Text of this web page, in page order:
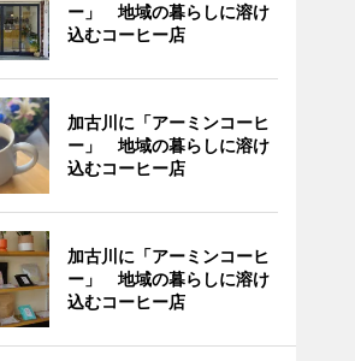
ー」 地域の暮らしに溶け
込むコーヒー店
加古川に「アーミンコーヒ
ー」 地域の暮らしに溶け
込むコーヒー店
加古川に「アーミンコーヒ
ー」 地域の暮らしに溶け
込むコーヒー店